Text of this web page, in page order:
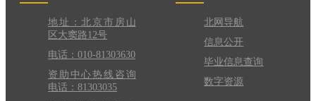
地址：北京市房山
区大窦路12号
电话：010-81303630
资助中心热线咨询
电话：81303035
北网导航
信息公开
毕业信息查询
数字资源